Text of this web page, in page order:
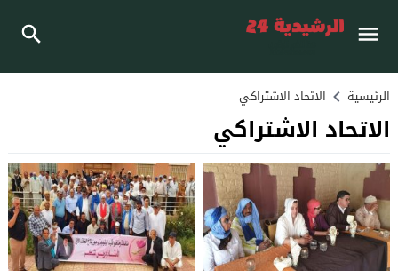
الرئيسية الاتحاد الاشتراكي
الاتحاد الاشتراكي